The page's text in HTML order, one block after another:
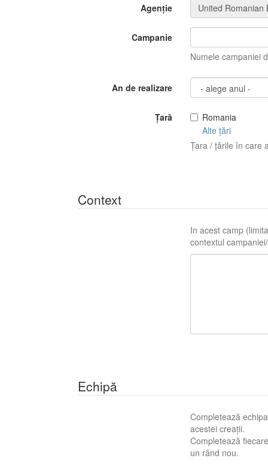
Agenție
Campanie
Numele campaniei
An de realizare
Țară
Romania
Alte țări
Țara / țările în care
Context
In acest camp
contextul
Echipă
Completează
acestei creații.
Completează
un rând nou.